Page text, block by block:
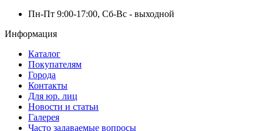
Пн-Пт 9:00-17:00, Сб-Вс - выходной
Информация
Каталог
Покупателям
Города
Контакты
Для юр. лиц
Новости и статьи
Галерея
Часто задаваемые вопросы